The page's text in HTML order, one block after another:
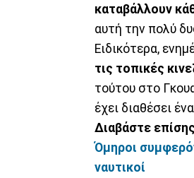
καταβάλλουν
αυτή την πολύ
Ειδικότερα,
τις τοπικές
τούτου στο
έχει διαθέσει
Διαβάστε
Όμηροι
ναυτικοί